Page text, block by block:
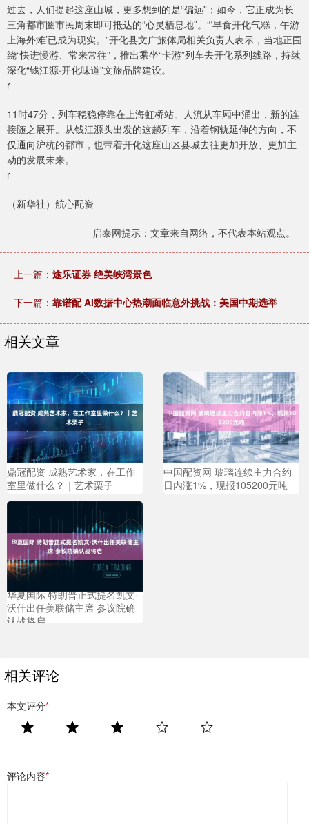
过去，人们提起这座山城，更多想到的是“偏远”；如今，它正成为长
三角都市圈市民周末即可抵达的“心灵栖息地”。“‘早食开化气糕，午游
上海外滩’已成为现实。”开化县文广旅体局相关负责人表示，当地正围
绕“快进慢游、常来常往”，推出乘坐“卡游”列车去开化系列线路，持续
深化“钱江源·开化味道”文旅品牌建设。
r
11时47分，列车稳稳停靠在上海虹桥站。人流从车厢中涌出，新的连
接随之展开。从钱江源头出发的这趟列车，沿着钢轨延伸的方向，不
仅通向沪杭的都市，也带着开化这座山区县城去往更加开放、更加主
动的发展未来。
r
（新华社）航心配资
启泰网提示：文章来自网络，不代表本站观点。
上一篇： 途乐证券 绝美峡湾景色
下一篇： 靠谱配 AI数据中心热潮面临意外挑战：美国中期选举
相关文章
鼎冠配资 成熟艺术家，在工作
室里做什么？｜艺术栗子
中国配资网 玻璃连续主力合约
日内涨1%，现报105200元吨
华夏国际 特朗普正式提名凯文·
沃什出任美联储主席 参议院确
认战将启
相关评论
本文评分*
评论内容*